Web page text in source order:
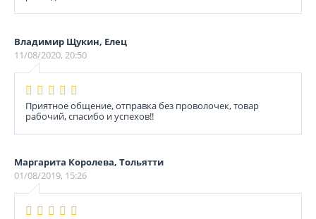
Владимир Щукин, Елец
11/08/2020, 20:50
Приятное общение, отправка без проволочек, товар
рабочий, спасибо и успехов!!
Маргарита Королева, Тольятти
01/08/2019, 15:26